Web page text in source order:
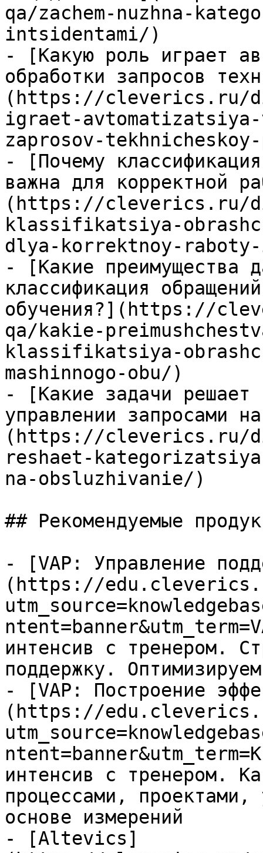
qa/zachem-nuzhna-
intsidentami/)
- [Какую роль играет
обработки запросов
(https://cleverics.ru/
igraet-
zaprosov-
- [Почему
важна для корректной
(https://cleverics.ru/
klassifikatsiya-
dlya-korrektnoy-
- [Какие преимущества
классификация
обучения?](https://
qa/kakie-
klassifikatsiya-
mashinnogo-obu/)
- [Какие задачи решает
управлении запросами
(https://cleverics.ru/
reshaet-
na-obsluzhivanie/)
## Рекомендуемые
- [VAP: Управление
(https://
интенсив с тренером.
поддержку.
- [VAP: Построение
(https://
интенсив с тренером.
процессами, проектами,
основе измерений
- [Altevics]